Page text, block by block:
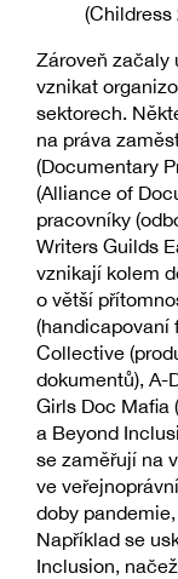
(Childress
Zároveň začaly
vznikat
sektorech.
na práva
(Documentary
(Alliance of
pracovníky
Writers Guilds
vznikají kolem
o větší
(handicapovaní
Collective
dokumentů), A-
Girls Doc Mafia
a Beyond
se zaměřují na
ve
doby
Například se
Inclusion,